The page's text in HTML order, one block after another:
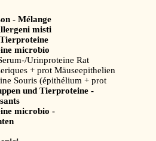
- Mélange
misti
microbio
Urinproteine Rat
+ prot Mäuseepithelien
Souris (épithélium + prot
und Tierproteine -
microbio -